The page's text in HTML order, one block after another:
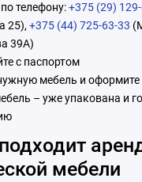
телефону:+375 (29)
25), +375 (44) 725-63-33
39А)
с паспортом
мебель и оформите
– уже упакована и
мебели